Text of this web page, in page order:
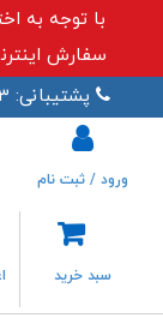
با توجه به
سفارش اینترنتی با شماره
پشتیبانی: ۷۹۱۹۳-۰۲۱
سبد خرید
ورود / ثبت نام